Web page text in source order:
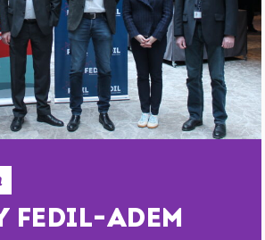
FEDIL-ADEM